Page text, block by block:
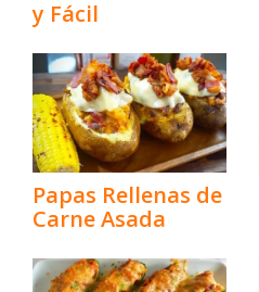
y Fácil
Papas Rellenas de
Carne Asada